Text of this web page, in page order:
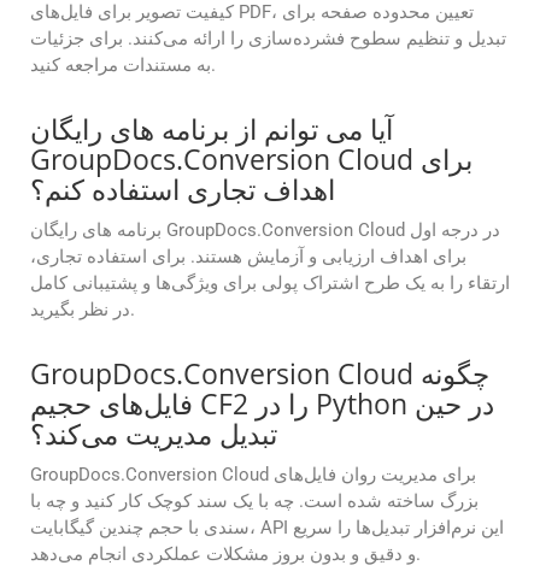
کیفیت تصویر برای فایل‌های PDF، تعیین محدوده صفحه برای
تبدیل و تنظیم سطوح فشرده‌سازی را ارائه می‌کنند. برای جزئیات
به مستندات مراجعه کنید.
آیا می توانم از برنامه های رایگان
GroupDocs.Conversion Cloud برای
اهداف تجاری استفاده کنم؟
برنامه های رایگان GroupDocs.Conversion Cloud در درجه اول
برای اهداف ارزیابی و آزمایش هستند. برای استفاده تجاری،
ارتقاء را به یک طرح اشتراک پولی برای ویژگی‌ها و پشتیبانی کامل
در نظر بگیرید.
GroupDocs.Conversion Cloud چگونه
فایل‌های حجیم CF2 را در Python در حین
تبدیل مدیریت می‌کند؟
GroupDocs.Conversion Cloud برای مدیریت روان فایل‌های
بزرگ ساخته شده است. چه با یک سند کوچک کار کنید و چه با
سندی با حجم چندین گیگابایت، API این نرم‌افزار تبدیل‌ها را سریع
و دقیق و بدون بروز مشکلات عملکردی انجام می‌دهد.